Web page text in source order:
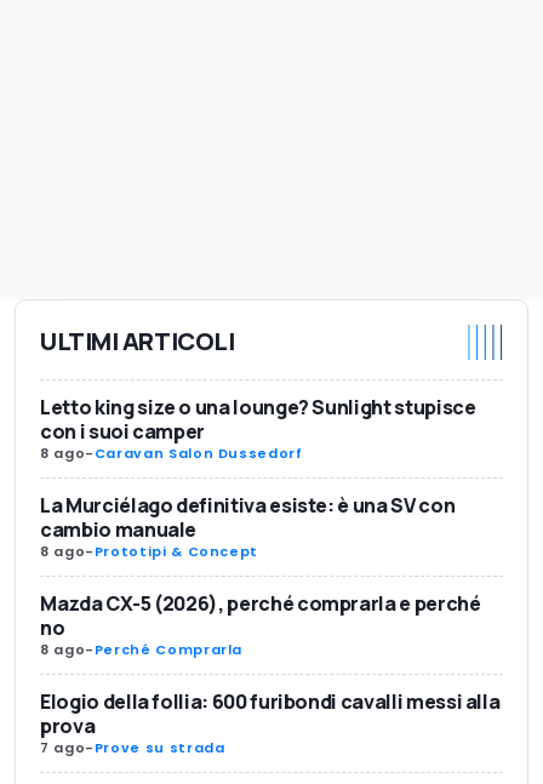
ULTIMI ARTICOLI
Letto king size o una lounge? Sunlight stupisce
con i suoi camper
8 ago-Caravan Salon Dussedorf
La Murciélago definitiva esiste: è una SV con
cambio manuale
8 ago-Prototipi & Concept
Mazda CX-5 (2026), perché comprarla e perché
no
8 ago-Perché Comprarla
Elogio della follia: 600 furibondi cavalli messi alla
prova
7 ago-Prove su strada